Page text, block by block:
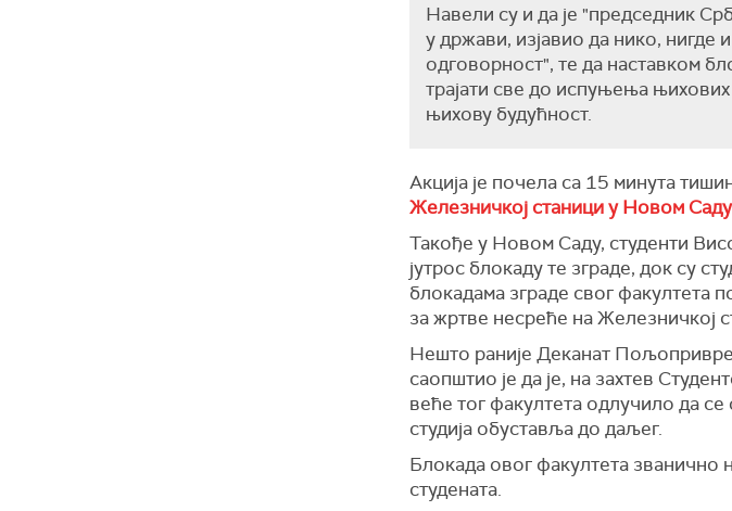
Навели су и да је "председник
у држави, изјавио да нико, нигде
одговорност", те да наставком
трајати све до испуњења
њихову будућност.
Акција је почела са 15 минута
Железничкој станици у Новом Саду
Такође у Новом Саду, студенти
јутрос блокаду те зграде, док су
блокадама зграде свог факултета
за жртве несреће на Железничкој
Нешто раније Деканат
саопштио је да је, на захтев
веће тог факултета одлучило да
студија обуставља до даљег.
Блокада овог факултета званично
студената.